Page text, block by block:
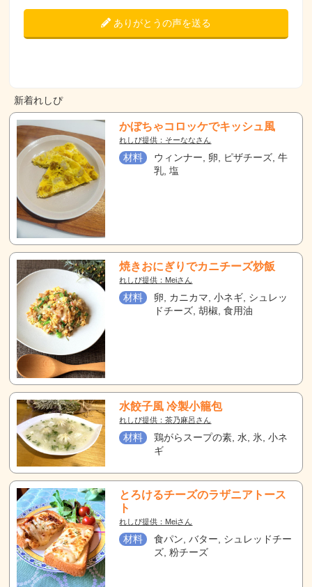
ありがとうの声を送る
新着れしぴ
かぼちゃコロッケでキッシュ風
れしぴ提供：そーななさん
材料
ウィンナー, 卵, ピザチーズ, 牛
乳, 塩
焼きおにぎりでカニチーズ炒飯
れしぴ提供：Meiさん
材料
卵, カニカマ, 小ネギ, シュレッ
ドチーズ, 胡椒, 食用油
水餃子風 冷製小籠包
れしぴ提供：茶乃麻呂さん
材料
鶏がらスープの素, 水, 氷, 小ネ
ギ
とろけるチーズのラザニアトース
ト
れしぴ提供：Meiさん
材料
食パン, バター, シュレッドチー
ズ, 粉チーズ